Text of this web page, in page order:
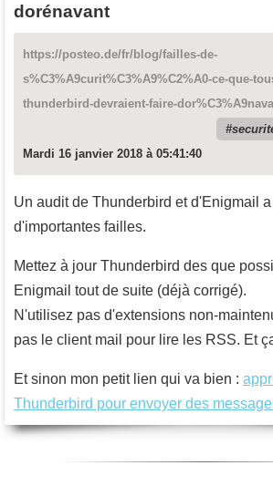
dorénavant
https://posteo.de/fr/blog/failles-de-
s%C3%A9curit%C3%A9%C2%A0-ce-que-
thunderbird-devraient-faire-
Mardi 16 janvier 2018 à 05:41:40
Un audit de Thunderbird et d'Enigmail
d'importantes failles.
Mettez à jour Thunderbird des que
Enigmail tout de suite (déjà corrigé).
N'utilisez pas d'extensions non-
pas le client mail pour lire les RSS. Et
Et sinon mon petit lien qui va bien :
Thunderbird pour envoyer des